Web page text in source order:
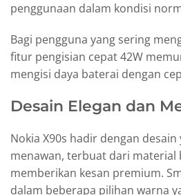
penggunaan dalam kondisi
Bagi pengguna yang sering
fitur pengisian cepat 42W
mengisi daya baterai dengan
Desain Elegan dan
Nokia X90s hadir dengan desain
menawan, terbuat dari material
memberikan kesan premium.
dalam beberapa pilihan warna